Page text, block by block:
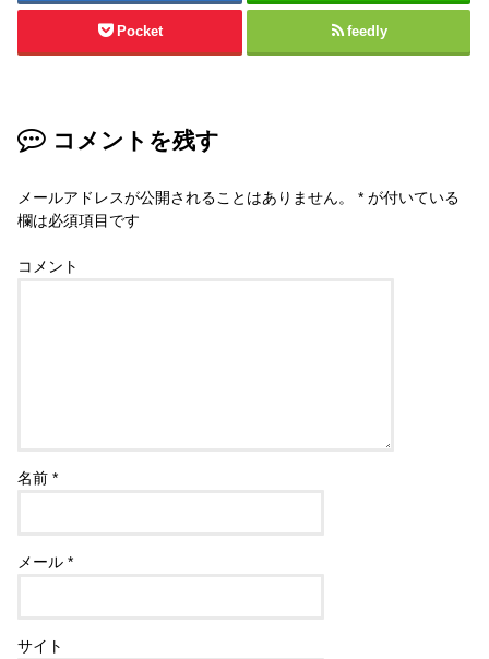
Pocket feedly
コメントを残す
メールアドレスが公開されることはありません。 * が付いている
欄は必須項目です
コメント
名前*
メール*
サイト